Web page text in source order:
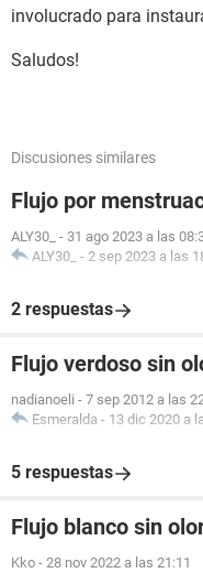
involucrado para
Saludos!
Discusiones similares
Flujo por
ALY30_ - 31 ago 2023 a las
ALY30_ - 2 sep 2023 a las
2 respuestas
Flujo verdoso sin
nadianoeli - 7 sep 2012 a las
Esmeralda - 13 dic 2020 a
5 respuestas
Flujo blanco sin
Kko - 28 nov 2022 a las 21:11